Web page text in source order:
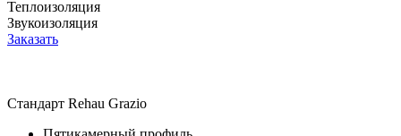
Теплоизоляция
Звукоизоляция
Заказать
Стандарт Rehau Grazio